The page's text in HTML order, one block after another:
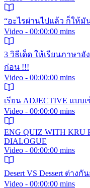
“อะไรผ่านไปแล้ว ก็ให้มั
Video - 00:00:00 mins
3 วิธีเด็ด ให้เรียนภาษา
ก่อน !!!
Video - 00:00:00 mins
เรียน ADJECTIVE แบบ
Video - 00:00:00 mins
ENG QUIZ WITH KRU
DIALOGUE
Video - 00:00:00 mins
Desert VS Dessert ต่างกัน
Video - 00:00:00 mins